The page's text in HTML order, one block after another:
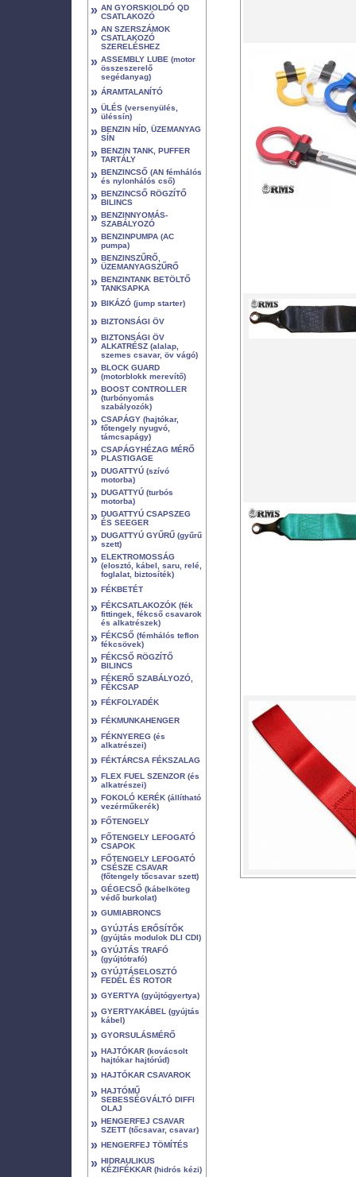
» AN GYORSKIOLDÓ QD
CSATLAKOZÓ
» AN SZERSZÁMOK
CSATLAKOZÓ
SZERELÉSHEZ
» ASSEMBLY LUBE (motor
összeszerelő
segédanyag)
» ÁRAMTALANÍTÓ
» ÜLÉS (versenyülés,
üléssín)
» BENZIN HÍD, ÜZEMANYAG
SÍN
» BENZIN TANK, PUFFER
TARTÁLY
» BENZINCSŐ (AN fémhálós
és nylonhálós cső)
» BENZINCSŐ RÖGZÍTŐ
BILINCS
» BENZINNYOMÁS-
SZABÁLYOZÓ
» BENZINPUMPA (AC
pumpa)
» BENZINSZŰRŐ,
ÜZEMANYAGSZŰRŐ
» BENZINTANK BETÖLTŐ
TANKSAPKA
» BIKÁZÓ (jump starter)
» BIZTONSÁGI ÖV
» BIZTONSÁGI ÖV
ALKATRÉSZ (alalap,
szemes csavar, öv vágó)
» BLOCK GUARD
(motorblokk merevítő)
» BOOST CONTROLLER
(turbónyomás
szabályozók)
» CSAPÁGY (hajtókar,
főtengely nyugvó,
támcsapágy)
» CSAPÁGYHÉZAG MÉRŐ
PLASTIGAGE
» DUGATTYÚ (szívó
motorba)
» DUGATTYÚ (turbós
motorba)
» DUGATTYÚ CSAPSZEG
ÉS SEEGER
» DUGATTYÚ GYŰRŰ (gyűrű
szett)
» ELEKTROMOSSÁG
(elosztó, kábel, saru, relé,
foglalat, biztosíték)
» FÉKBETÉT
» FÉKCSATLAKOZÓK (fék
fittingek, fékcső csavarok
és alkatrészek)
» FÉKCSŐ (fémhálós teflon
fékcsövek)
» FÉKCSŐ RÖGZÍTŐ
BILINCS
» FÉKERŐ SZABÁLYOZÓ,
FÉKCSAP
» FÉKFOLYADÉK
» FÉKMUNKAHENGER
» FÉKNYEREG (és
alkatrészei)
» FÉKTÁRCSA FÉKSZALAG
» FLEX FUEL SZENZOR (és
alkatrészei)
» FOKOLÓ KERÉK (állítható
vezérműkerék)
» FŐTENGELY
» FŐTENGELY LEFOGATÓ
CSAPOK
» FŐTENGELY LEFOGATÓ
CSÉSZE CSAVAR
(főtengely tőcsavar szett)
» GÉGECSŐ (kábelköteg
védő burkolat)
» GUMIABRONCS
» GYÚJTÁS ERŐSÍTŐK
(gyújtás modulok DLI CDI)
» GYÚJTÁS TRAFÓ
(gyújtótrafó)
» GYÚJTÁSELOSZTÓ
FEDÉL ÉS ROTOR
» GYERTYA (gyújtógyertya)
» GYERTYAKÁBEL (gyújtás
kábel)
» GYORSULÁSMÉRŐ
» HAJTÓKAR (kovácsolt
hajtókar hajtórúd)
» HAJTÓKAR CSAVAROK
» HAJTÓMŰ
SEBESSÉGVÁLTÓ DIFFI
OLAJ
» HENGERFEJ CSAVAR
SZETT (tőcsavar, csavar)
» HENGERFEJ TÖMÍTÉS
» HIDRAULIKUS
KÉZIFÉKKAR (hidrós kézi)